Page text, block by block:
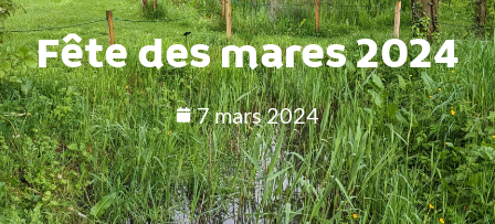
Fête des mares 2024
7 mars 2024